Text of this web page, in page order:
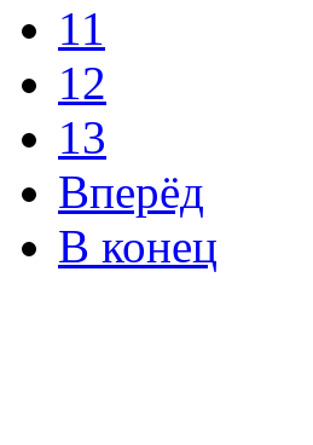
11
12
13
Вперёд
В конец